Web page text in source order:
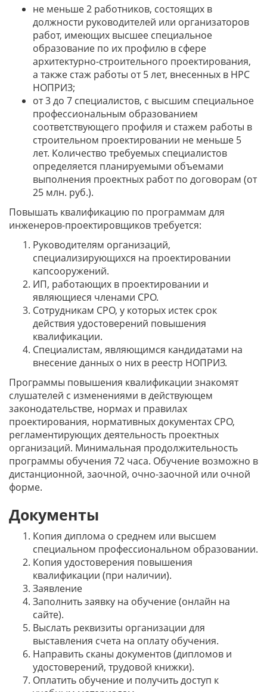
не меньше 2 работников, состоящих в
должности руководителей или организаторов
работ, имеющих высшее специальное
образование по их профилю в сфере
архитектурно-строительного проектирования,
а также стаж работы от 5 лет, внесенных в НРС
НОПРИЗ;
от 3 до 7 специалистов, с высшим специальное
профессиональным образованием
соответствующего профиля и стажем работы в
строительном проектировании не меньше 5
лет. Количество требуемых специалистов
определяется планируемыми объемами
выполнения проектных работ по договорам (от
25 млн. руб.).
Повышать квалификацию по программам для
инженеров-проектировщиков требуется:
Руководителям организаций,
специализирующихся на проектировании
капсооружений.
ИП, работающих в проектировании и
являющиеся членами СРО.
Сотрудникам СРО, у которых истек срок
действия удостоверений повышения
квалификации.
Специалистам, являющимся кандидатами на
внесение данных о них в реестр НОПРИЗ.
Программы повышения квалификации знакомят
слушателей с изменениями в действующем
законодательстве, нормах и правилах
проектирования, нормативных документах СРО,
регламентирующих деятельность проектных
организаций. Минимальная продолжительность
программы обучения 72 часа. Обучение возможно в
дистанционной, заочной, очно-заочной или очной
форме.
Документы
Копия диплома о среднем или высшем
специальном профессиональном образовании.
Копия удостоверения повышения
квалификации (при наличии).
Заявление
Заполнить заявку на обучение (онлайн на
сайте).
Выслать реквизиты организации для
выставления счета на оплату обучения.
Направить сканы документов (дипломов и
удостоверений, трудовой книжки).
Оплатить обучение и получить доступ к